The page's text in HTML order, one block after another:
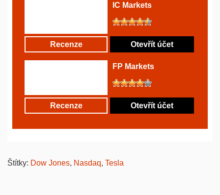
IC Markets
Recenze Otevřít účet
FP Markets
Recenze Otevřít účet
Štítky: Dow Jones, Nasdaq, Tesla